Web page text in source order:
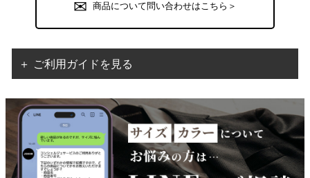
商品について問い合わせはこちら＞
＋ ご利用ガイドを見る